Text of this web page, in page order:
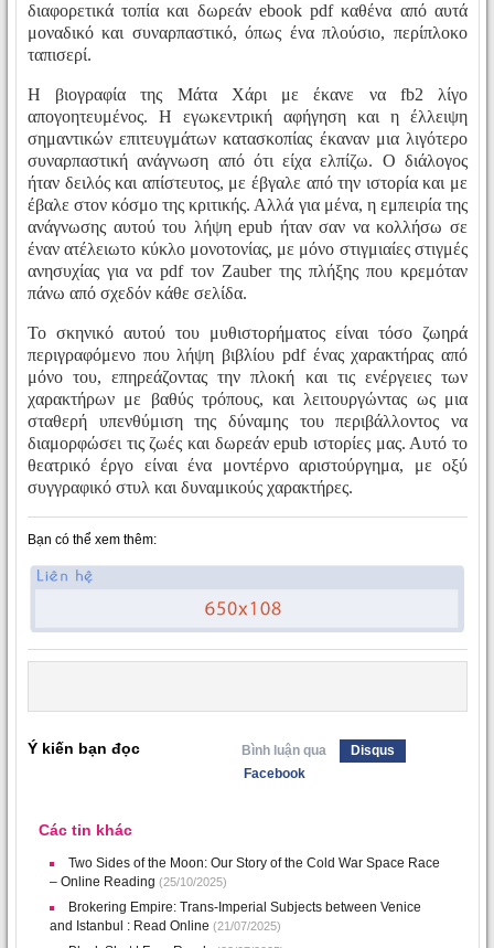
διαφορετικά τοπία και δωρεάν ebook pdf καθένα από αυτά
μοναδικό και συναρπαστικό, όπως ένα πλούσιο, περίπλοκο
ταπισερί.
Η βιογραφία της Μάτα Χάρι με έκανε να fb2 λίγο
απογοητευμένος. Η εγωκεντρική αφήγηση και η έλλειψη
σημαντικών επιτευγμάτων κατασκοπίας έκαναν μια λιγότερο
συναρπαστική ανάγνωση από ότι είχα ελπίζω. Ο διάλογος
ήταν δειλός και απίστευτος, με έβγαλε από την ιστορία και με
έβαλε στον κόσμο της κριτικής. Αλλά για μένα, η εμπειρία της
ανάγνωσης αυτού του λήψη epub ήταν σαν να κολλήσω σε
έναν ατέλειωτο κύκλο μονοτονίας, με μόνο στιγμιαίες στιγμές
ανησυχίας για να pdf τον Zauber της πλήξης που κρεμόταν
πάνω από σχεδόν κάθε σελίδα.
Το σκηνικό αυτού του μυθιστορήματος είναι τόσο ζωηρά
περιγραφόμενο που λήψη βιβλίου pdf ένας χαρακτήρας από
μόνο του, επηρεάζοντας την πλοκή και τις ενέργειες των
χαρακτήρων με βαθύς τρόπους, και λειτουργώντας ως μια
σταθερή υπενθύμιση της δύναμης του περιβάλλοντος να
διαμορφώσει τις ζωές και δωρεάν epub ιστορίες μας. Αυτό το
θεατρικό έργο είναι ένα μοντέρνο αριστούργημα, με οξύ
συγγραφικό στυλ και δυναμικούς χαρακτήρες.
Bạn có thể xem thêm:
Ý kiến bạn đọc Bình luận qua
Disqus
Facebook
Các tin khác
Two Sides of the Moon: Our Story of the Cold War Space Race
– Online Reading (25/10/2025)
Brokering Empire: Trans-Imperial Subjects between Venice
and Istanbul : Read Online (21/07/2025)